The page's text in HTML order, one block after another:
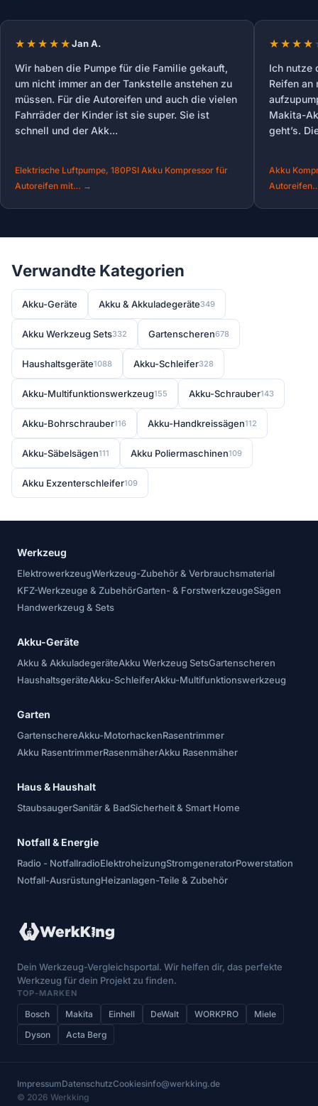
Jan A.
Wir haben die Pumpe für die Familie gekauft,
um nicht immer an der Tankstelle anstehen zu
müssen. Für die Autoreifen und auch die vielen
Fahrräder der Kinder ist sie super. Sie ist
schnell und der Akk...
Elektrische Luftpumpe, 180PSI Akku Kompressor für
Autoreifen mit… →
Ich nutze
Reifen an
Makita-
geht’s.
Akku
Verwandte Kategorien
Akku-Geräte Akku & Akkuladegeräte349
Akku Werkzeug Sets332 Gartenscheren678
Haushaltsgeräte1088 Akku-Schleifer328
Akku-Multifunktionswerkzeug155 Akku-Schrauber143
Akku-Bohrschrauber116 Akku-Handkreissägen112
Akku-Säbelsägen111 Akku Poliermaschinen109
Akku Exzenterschleifer109
Werkzeug
ElektrowerkzeugWerkzeug-Zubehör & Verbrauchsmaterial
KFZ-Werkzeuge & ZubehörGarten- & ForstwerkzeugeSägen
Handwerkzeug & Sets
Akku-Geräte
Akku & AkkuladegeräteAkku Werkzeug SetsGartenscheren
HaushaltsgeräteAkku-SchleiferAkku-Multifunktionswerkzeug
Garten
GartenschereAkku-MotorhackenRasentrimmer
Akku RasentrimmerRasenmäherAkku Rasenmäher
Haus & Haushalt
StaubsaugerSanitär & BadSicherheit & Smart Home
Notfall & Energie
Radio - NotfallradioElektroheizungStromgeneratorPowerstation
Notfall-AusrüstungHeizanlagen-Teile & Zubehör
Dein Werkzeug-Vergleichsportal. Wir helfen dir, das perfekte
Werkzeug für dein Projekt zu finden.
TOP-MARKEN
Bosch Makita Einhell DeWalt WORKPRO
Miele
Dyson
Acta Berg
ImpressumDatenschutzCookiesinfo@werkking.de
© 2026 Werkking